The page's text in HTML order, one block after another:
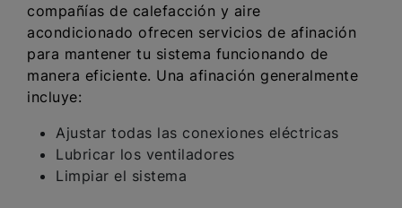
compañías de calefacción y aire
acondicionado ofrecen servicios de afinación
para mantener tu sistema funcionando de
manera eficiente. Una afinación generalmente
incluye:
Ajustar todas las conexiones eléctricas
Lubricar los ventiladores
Limpiar el sistema